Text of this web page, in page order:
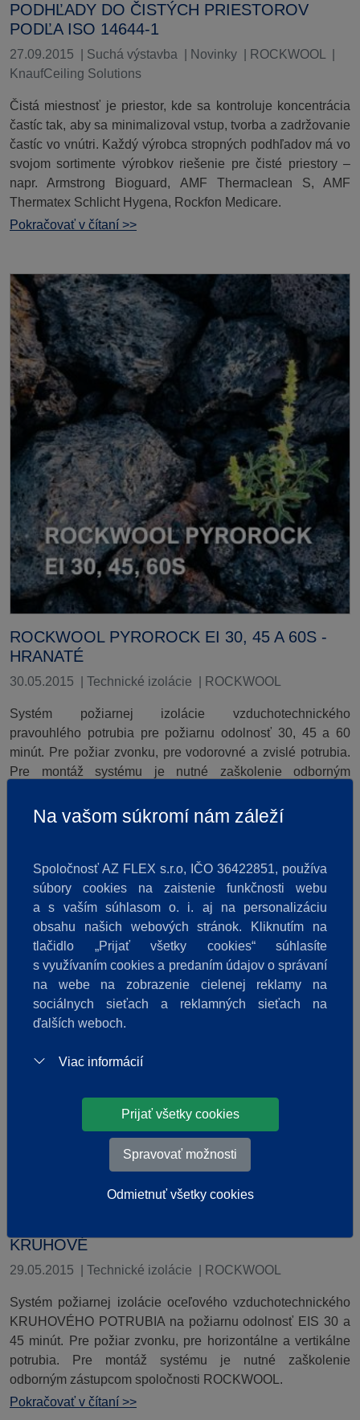
PODHĽADY DO ČISTÝCH PRIESTOROV
PODĽA ISO 14644-1
27.09.2015 Suchá výstavba Novinky ROCKWOOL
KnaufCeiling Solutions
Čistá miestnosť je priestor, kde sa kontroluje koncentrácia
častíc tak, aby sa minimalizoval vstup, tvorba a zadržovanie
častíc vo vnútri. Každý výrobca stropných podhľadov má vo
svojom sortimente výrobkov riešenie pre čisté priestory –
napr. Armstrong Bioguard, AMF Thermaclean S, AMF
Thermatex Schlicht Hygena, Rockfon Medicare.
Pokračovať v čítaní >>
ROCKWOOL PYROROCK EI 30, 45 A 60S -
HRANATÉ
30.05.2015 Technické izolácie ROCKWOOL
Systém požiarnej izolácie vzduchotechnického
pravouhlého potrubia pre požiarnu odolnosť 30, 45 a 60
minút. Pre požiar zvonku, pre vodorovné a zvislé potrubia.
Pre montáž systému je nutné zaškolenie odborným
Pokračovať v čítaní >>
KRUHOVÉ
29.05.2015 Technické izolácie ROCKWOOL
Systém požiarnej izolácie oceľového vzduchotechnického
KRUHOVÉHO POTRUBIA na požiarnu odolnosť EIS 30 a
45 minút. Pre požiar zvonku, pre horizontálne a vertikálne
potrubia. Pre montáž systému je nutné zaškolenie
odborným zástupcom spoločnosti ROCKWOOL.
Pokračovať v čítaní >>
Na vašom súkromí nám záleží
Spoločnosť AZ FLEX s.r.o, IČO 36422851, používa
súbory cookies na zaistenie funkčnosti webu
a s vaším súhlasom o. i. aj na personalizáciu
obsahu našich webových stránok. Kliknutím na
tlačidlo „Prijať všetky cookies“ súhlasíte
s využívaním cookies a predaním údajov o správaní
na webe na zobrazenie cielenej reklamy na
sociálnych sieťach a reklamných sieťach na
ďalších weboch.
Viac informácií
Prijať všetky cookies
Spravovať možnosti
Odmietnuť všetky cookies